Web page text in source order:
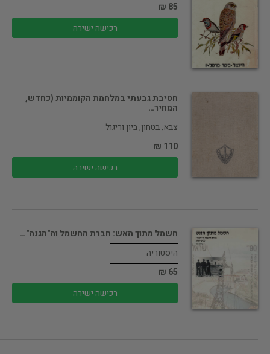
85 ₪
רכישה ישירה
חטיבת גבעתי במלחמת הקוממיות (כחדש,
המחיר…
צבא, בטחון, ביון וריגול
110 ₪
רכישה ישירה
חשמל מתוך האש: חברת החשמל וה"הגנה"…
היסטוריה
65 ₪
רכישה ישירה